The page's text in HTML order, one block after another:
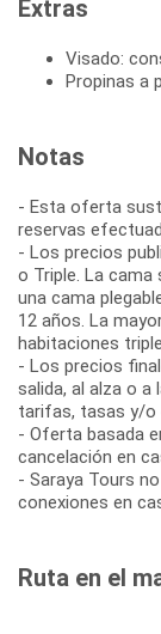
Extras
Visado:
Propinas a
Notas
- Esta oferta
reservas
- Los precios
o Triple. La
una cama
12 años. La
habitaciones
- Los precios
salida, al alza o a
tarifas, tasas y/o
- Oferta basada
cancelación en
- Saraya Tours
conexiones en
Ruta en el